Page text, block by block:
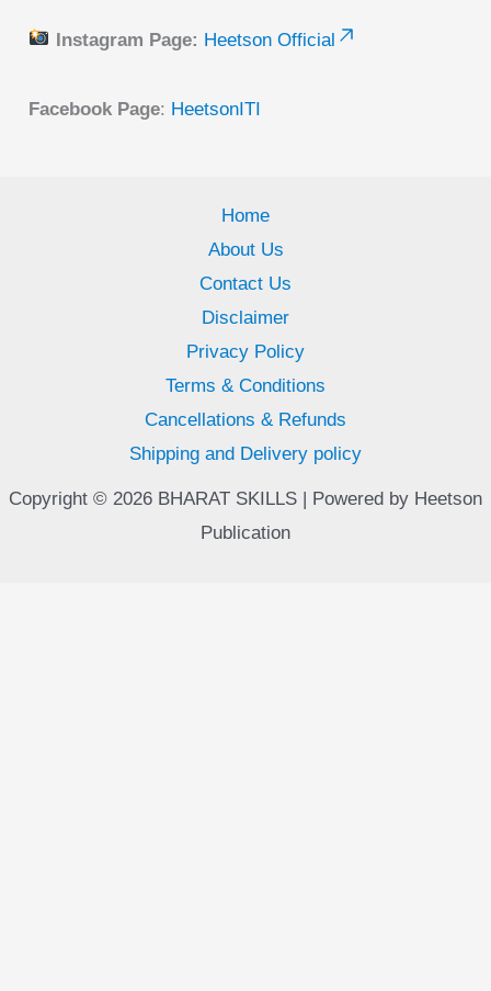
Instagram Page: Heetson Official
Facebook Page: HeetsonITI
Home
About Us
Contact Us
Disclaimer
Privacy Policy
Terms & Conditions
Cancellations & Refunds
Shipping and Delivery policy
Copyright © 2026 BHARAT SKILLS | Powered by Heetson
Publication